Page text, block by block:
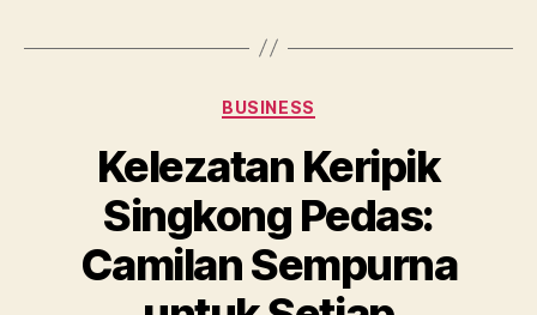
Categories
BUSINESS
Kelezatan Keripik
Singkong Pedas:
Camilan Sempurna